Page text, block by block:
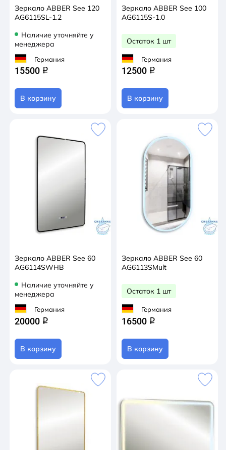
Зеркало ABBER See 120
AG6115SL-1.2
Наличие уточняйте у
менеджера
Германия
15500 q
В корзину
Зеркало ABBER See 100
AG6115S-1.0
Остаток 1 шт
Германия
12500 q
В корзину
Зеркало ABBER See 60
AG6114SWHB
Наличие уточняйте у
менеджера
Германия
20000 q
В корзину
Зеркало ABBER See 60
AG6113SMult
Остаток 1 шт
Германия
16500 q
В корзину